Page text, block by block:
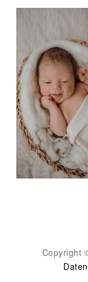
Copyright